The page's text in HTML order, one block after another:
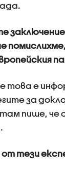
това е
за
там пише,
тези